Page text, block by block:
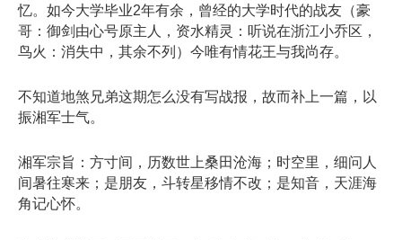
忆。如今大学毕业2年有余，曾经的大学时代的战友（豪
哥：御剑由心号原主人，资水精灵：听说在浙江小乔区，
鸟火：消失中，其余不列）今唯有情花王与我尚存。
不知道地煞兄弟这期怎么没有写战报，故而补上一篇，以
振湘军士气。
湘军宗旨：方寸间，历数世上桑田沧海；时空里，细问人
间暑往寒来；是朋友，斗转星移情不改；是知音，天涯海
角记心怀。